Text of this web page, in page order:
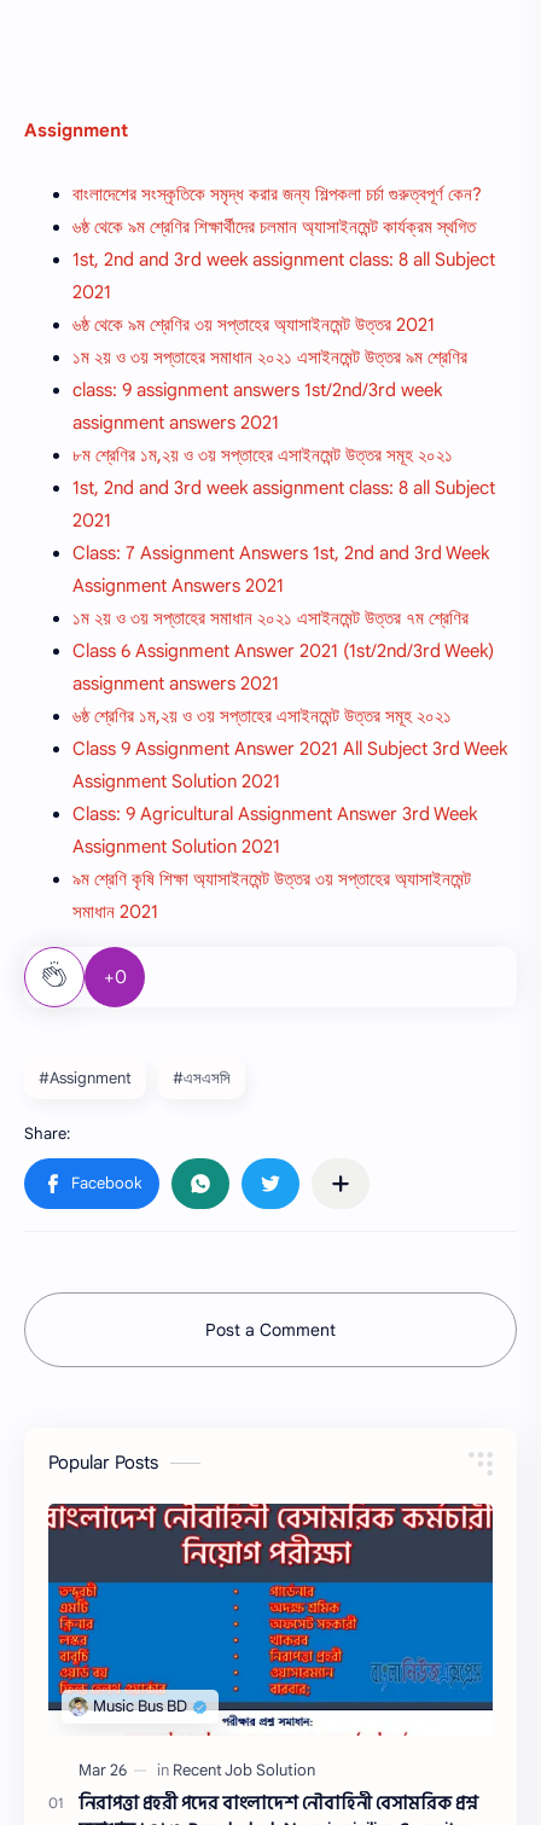
Assignment
বাংলাদেশের সংস্কৃতিকে সমৃদ্ধ করার জন্য শিল্পকলা চর্চা গুরুত্বপূর্ণ কেন?
৬ষ্ঠ থেকে ৯ম শ্রেণির শিক্ষার্থীদের চলমান অ্যাসাইনমেন্ট কার্যক্রম স্থগিত
1st, 2nd and 3rd week assignment class: 8 ‍all Subject
2021
৬ষ্ঠ থেকে ৯ম শ্রেণির ৩য় সপ্তাহের অ্যাসাইনমেন্ট উত্তর 2021
১ম ২য় ও ৩য় সপ্তাহের সমাধান ২০২১ এসাইনমেন্ট উত্তর ৯ম শ্রেণির
class: 9 assignment answers 1st/2nd/3rd week
assignment answers 2021
৮ম শ্রেণির ১ম,২য় ও ৩য় সপ্তাহের এসাইনমেন্ট উত্তর সমূহ ২০২১
1st, 2nd and 3rd week assignment class: 8 ‍all Subject
2021
Class: 7 Assignment Answers 1st, 2nd and 3rd Week
Assignment Answers 2021
১ম ২য় ও ৩য় সপ্তাহের সমাধান ২০২১ এসাইনমেন্ট উত্তর ৭ম শ্রেণির
Class 6 Assignment Answer 2021 (1st/2nd/3rd Week)
assignment answers 2021
৬ষ্ঠ শ্রেণির ১ম,২য় ও ৩য় সপ্তাহের এসাইনমেন্ট উত্তর সমূহ ২০২১
Class 9 Assignment Answer 2021 All Subject 3rd Week
Assignment Solution 2021
Class: 9 Agricultural Assignment Answer 3rd Week
Assignment Solution 2021
৯ম শ্রেণি কৃষি শিক্ষা অ্যাসাইনমেন্ট উত্তর ৩য় সপ্তাহের অ্যাসাইনমেন্ট
সমাধান 2021
+0
#Assignment #এসএসসি
Post a Comment
Popular Posts
নিরাপত্তা প্রহরী পদের বাংলাদেশ নৌবাহিনী বেসামরিক প্রশ্ন